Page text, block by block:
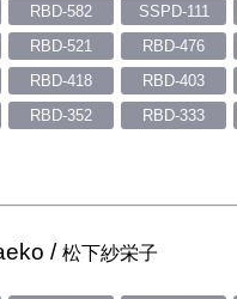
RBD-582 SSPD-111
RBD-521 RBD-476
RBD-418 RBD-403
RBD-352 RBD-333
/ 松下紗栄子